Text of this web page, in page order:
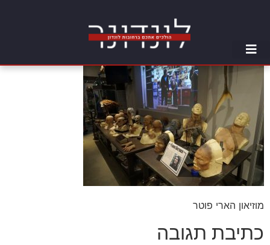
מוזיאון הארי פוטר
כתיבת תגובה